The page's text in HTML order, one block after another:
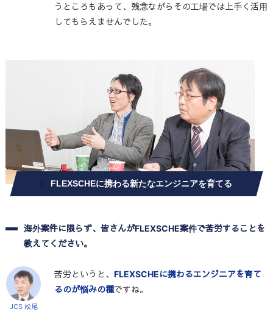
うところもあって、残念ながらその工場では上手く活用
してもらえませんでした。
FLEXSCHEに携わる新たなエンジニアを育てる
海外案件に限らず、皆さんがFLEXSCHE案件で苦労することを
教えてください。
JCS 松尾
苦労というと、 FLEXSCHEに携わるエンジニアを育て
るのが悩みの種ですね。